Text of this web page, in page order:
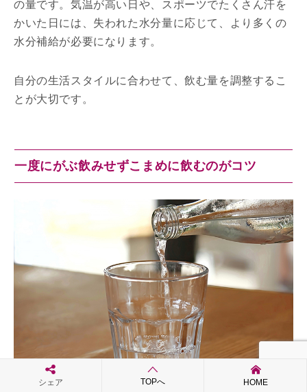
の量です。気温が高い日や、スポーツでたくさん汗を
かいた日には、失われた水分量に応じて、より多くの
水分補給が必要になります。
自分の生活スタイルに合わせて、飲む量を調整するこ
とが大切です。
一度にがぶ飲みせずこまめに飲むのがコツ
シェア TOPへ HOME